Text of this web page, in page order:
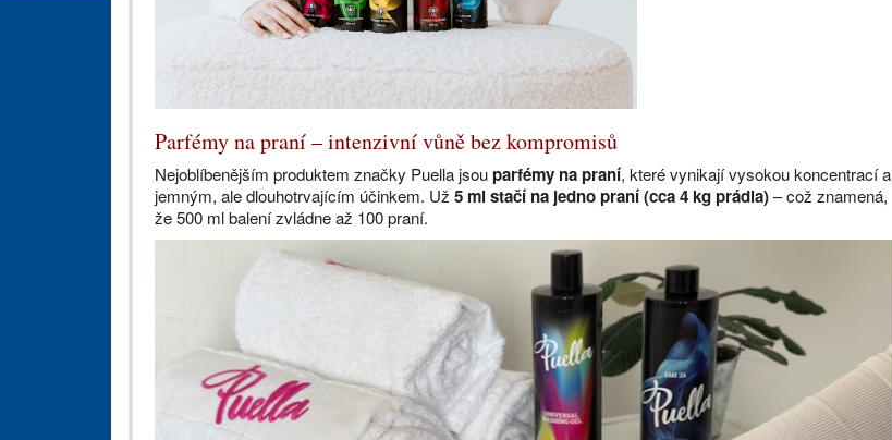
Parfémy na praní – intenzivní vůně bez kompromisů
Nejoblíbenějším produktem značky Puella jsouparfémy na praní, které vynikají vysokou koncentrací a
jemným, ale dlouhotrvajícím účinkem. Už 5 ml stačí na jedno praní (cca 4 kg prádla)– což znamená,
že 500 ml balení zvládne až 100 praní.